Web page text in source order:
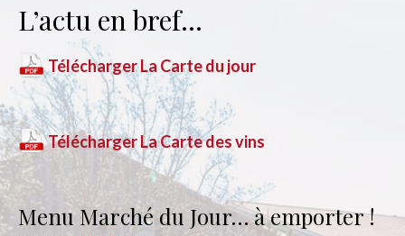
L’actu en bref…
Télécharger La Carte du jour
Télécharger La Carte des vins
Menu Marché du Jour… à emporter !